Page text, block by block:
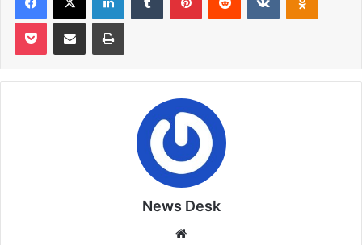
Pocket Share via Email Print
News Desk